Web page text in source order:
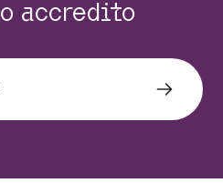
accredito